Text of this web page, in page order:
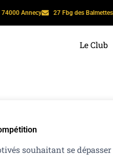
74000 Annecy 27 Fbg des
Le Club
souhaitant se dépasser